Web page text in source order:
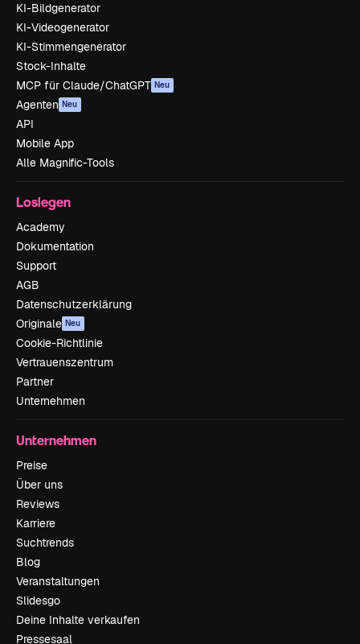
KI-Bildgenerator
KI-Videogenerator
KI-Stimmengenerator
Stock-Inhalte
MCP für Claude/ChatGPT Neu
Agenten Neu
API
Mobile App
Alle Magnific-Tools
Loslegen
Academy
Dokumentation
Support
AGB
Datenschutzerklärung
Originale Neu
Cookie-Richtlinie
Vertrauenszentrum
Partner
Unternehmen
Unternehmen
Preise
Über uns
Reviews
Karriere
Suchtrends
Blog
Veranstaltungen
Slidesgo
Deine Inhalte verkaufen
Pressesaal